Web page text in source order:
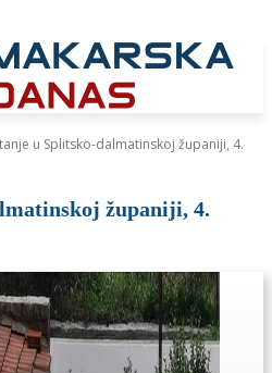
u Splitsko-dalmatinskoj županiji, 4.
županiji, 4.